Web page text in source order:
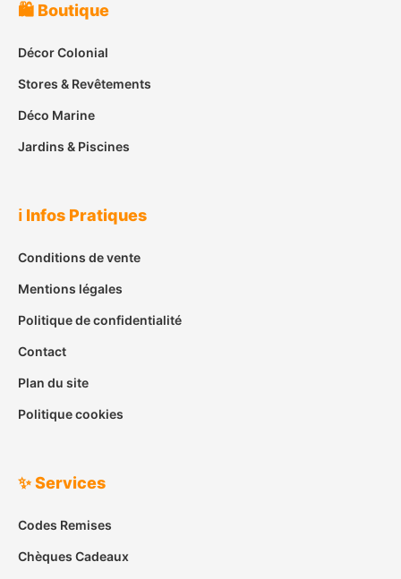
🛍️ Boutique
Décor Colonial
Stores & Revêtements
Déco Marine
Jardins & Piscines
ℹ️ Infos Pratiques
Conditions de vente
Mentions légales
Politique de confidentialité
Contact
Plan du site
Politique cookies
✨ Services
Codes Remises
Chèques Cadeaux